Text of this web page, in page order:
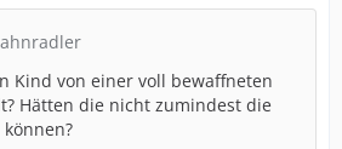
Kind von einer voll bewaffneten
Hätten die nicht zumindest die